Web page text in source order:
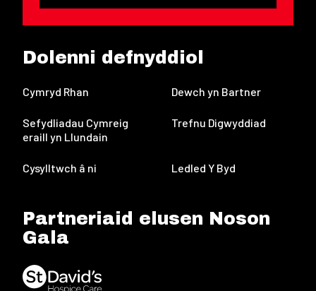
Dolenni defnyddiol
Cymryd Rhan Dewch yn Bartner
Sefydliadau Cymreig
eraill yn Llundain
Trefnu Digwyddiad
Cysylltwch â ni Ledled Y Byd
Partneriaid elusen Noson
Gala